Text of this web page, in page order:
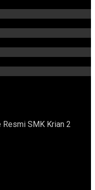
SMK Krian 2